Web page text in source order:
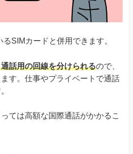
SIMカードと併用できます。
話用の回線を分けられるので、
す。仕事やプライベートで通話
ては高額な国際通話がかかるこ